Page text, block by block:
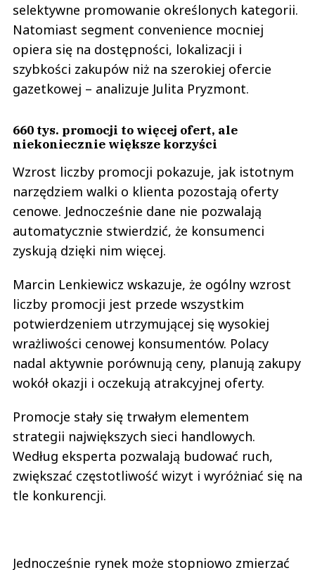
selektywne promowanie określonych kategorii.
Natomiast segment convenience mocniej
opiera się na dostępności, lokalizacji i
szybkości zakupów niż na szerokiej ofercie
gazetkowej – analizuje Julita Pryzmont.
660 tys. promocji to więcej ofert, ale
niekoniecznie większe korzyści
Wzrost liczby promocji pokazuje, jak istotnym
narzędziem walki o klienta pozostają oferty
cenowe. Jednocześnie dane nie pozwalają
automatycznie stwierdzić, że konsumenci
zyskują dzięki nim więcej.
Marcin Lenkiewicz wskazuje, że ogólny wzrost
liczby promocji jest przede wszystkim
potwierdzeniem utrzymującej się wysokiej
wrażliwości cenowej konsumentów. Polacy
nadal aktywnie porównują ceny, planują zakupy
wokół okazji i oczekują atrakcyjnej oferty.
Promocje stały się trwałym elementem
strategii największych sieci handlowych.
Według eksperta pozwalają budować ruch,
zwiększać częstotliwość wizyt i wyróżniać się na
tle konkurencji.
Jednocześnie rynek może stopniowo zmierzać